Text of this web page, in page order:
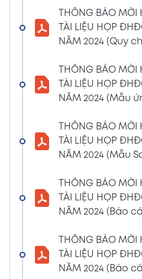
NGHỊ QUYẾT SỐ 01/
GÓP VỐN THÀNH LẬP
08/01/2024
4:38 PM
CHỨNG NHẬN ĐĂNG
NHÁNH MÃ SỐ
04/01/2024
CBTT VỀ QUYẾT ĐỊNH
04/01/2024
CBTT VỀ QUYẾT ĐỊNH
HỖ TRỢ
18/12/2023
4:48 PM
THÔNG BÁO
TÀI LIỆU HỌP
NĂM 2024 (Quy
THÔNG BÁO
TÀI LIỆU HỌP
NĂM 2024 (Mẫu
THÔNG BÁO
TÀI LIỆU HỌP
NĂM 2024 (Mẫu
THÔNG BÁO
TÀI LIỆU HỌP
NĂM 2024 (Báo
THÔNG BÁO
TÀI LIỆU HỌP
NĂM 2024 (Báo